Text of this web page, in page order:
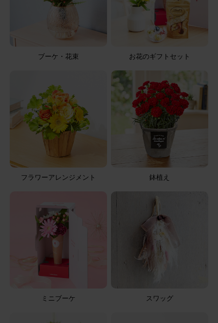
ブルーミーユーザーさん
母の日に送った 大変、喜んでもらった
2026/08/05
ブルーミーユーザーさん 60代
用途：
自宅用
届いてから2日目で白いガーベラとカーネーションが萎
れた
箱を開けた時に花がペタンとしていて、写真とちがってい
たのでちょっとがっかりしました。特にガーベラがしなっ
となっていた。2日目でガーベラと白いカーネーションが
萎れた。お盆が来るのでお仏壇にお供えしたかったのです
が、残念です。宅配での購入に無理があるのかな？もう、
購入しません。
アレンジメント(白)XSサイズ
ブーケ・花束 お花のギフトセット
フラワーアレンジメント 鉢植え
ミニブーケ スワッグ